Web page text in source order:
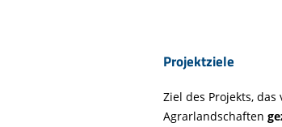
Projektziele
Ziel des Projekts,
Agrarlandschaften